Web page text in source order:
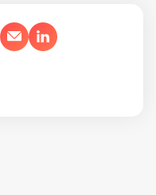
E-MailLinkedIn